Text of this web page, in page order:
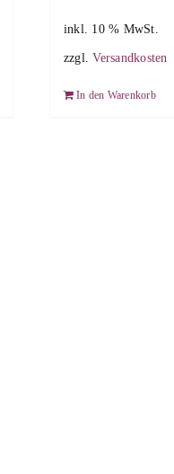
inkl. 10 % MwSt.
zzgl.Versandkosten
In den Warenkorb